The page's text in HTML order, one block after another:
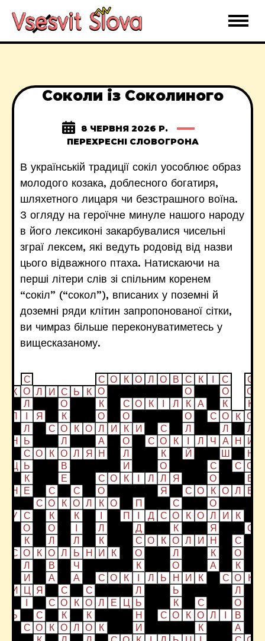
Соколи із Соколиного
8 ЧЕРВНЯ 2026 Р.
ПЕРЕХРЕСНІ СЛОВОГРОНА
В українській традиції сокіл уособлює образ
молодого козака, доблесного богатиря,
шляхетного лицаря чи безстрашного воїна.
З огляду на героїчне минуле нашого народу
в його лексиконі закарбувалися чисельні
зграї лексем, які ведуть родовід від назви
цього відважного птаха. Натискаючи на
перші літери слів зі спільним коренем
“сокіл” (“сокол”), вписаних у поземні й
доземні ряди клітин запропонованої сітки,
ви чимраз більше переконуватиметесь у
вищесказаному.